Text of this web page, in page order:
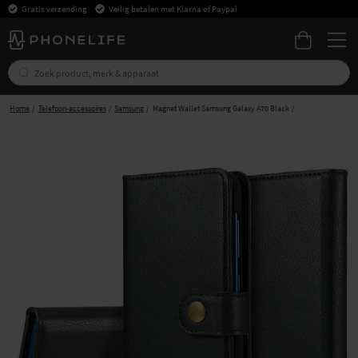
Gratis verzending Veilig betalen met Klarna of Paypal
Home Telefoon-accessoires Samsung Magnet Wallet Samsung Galaxy A70 Black